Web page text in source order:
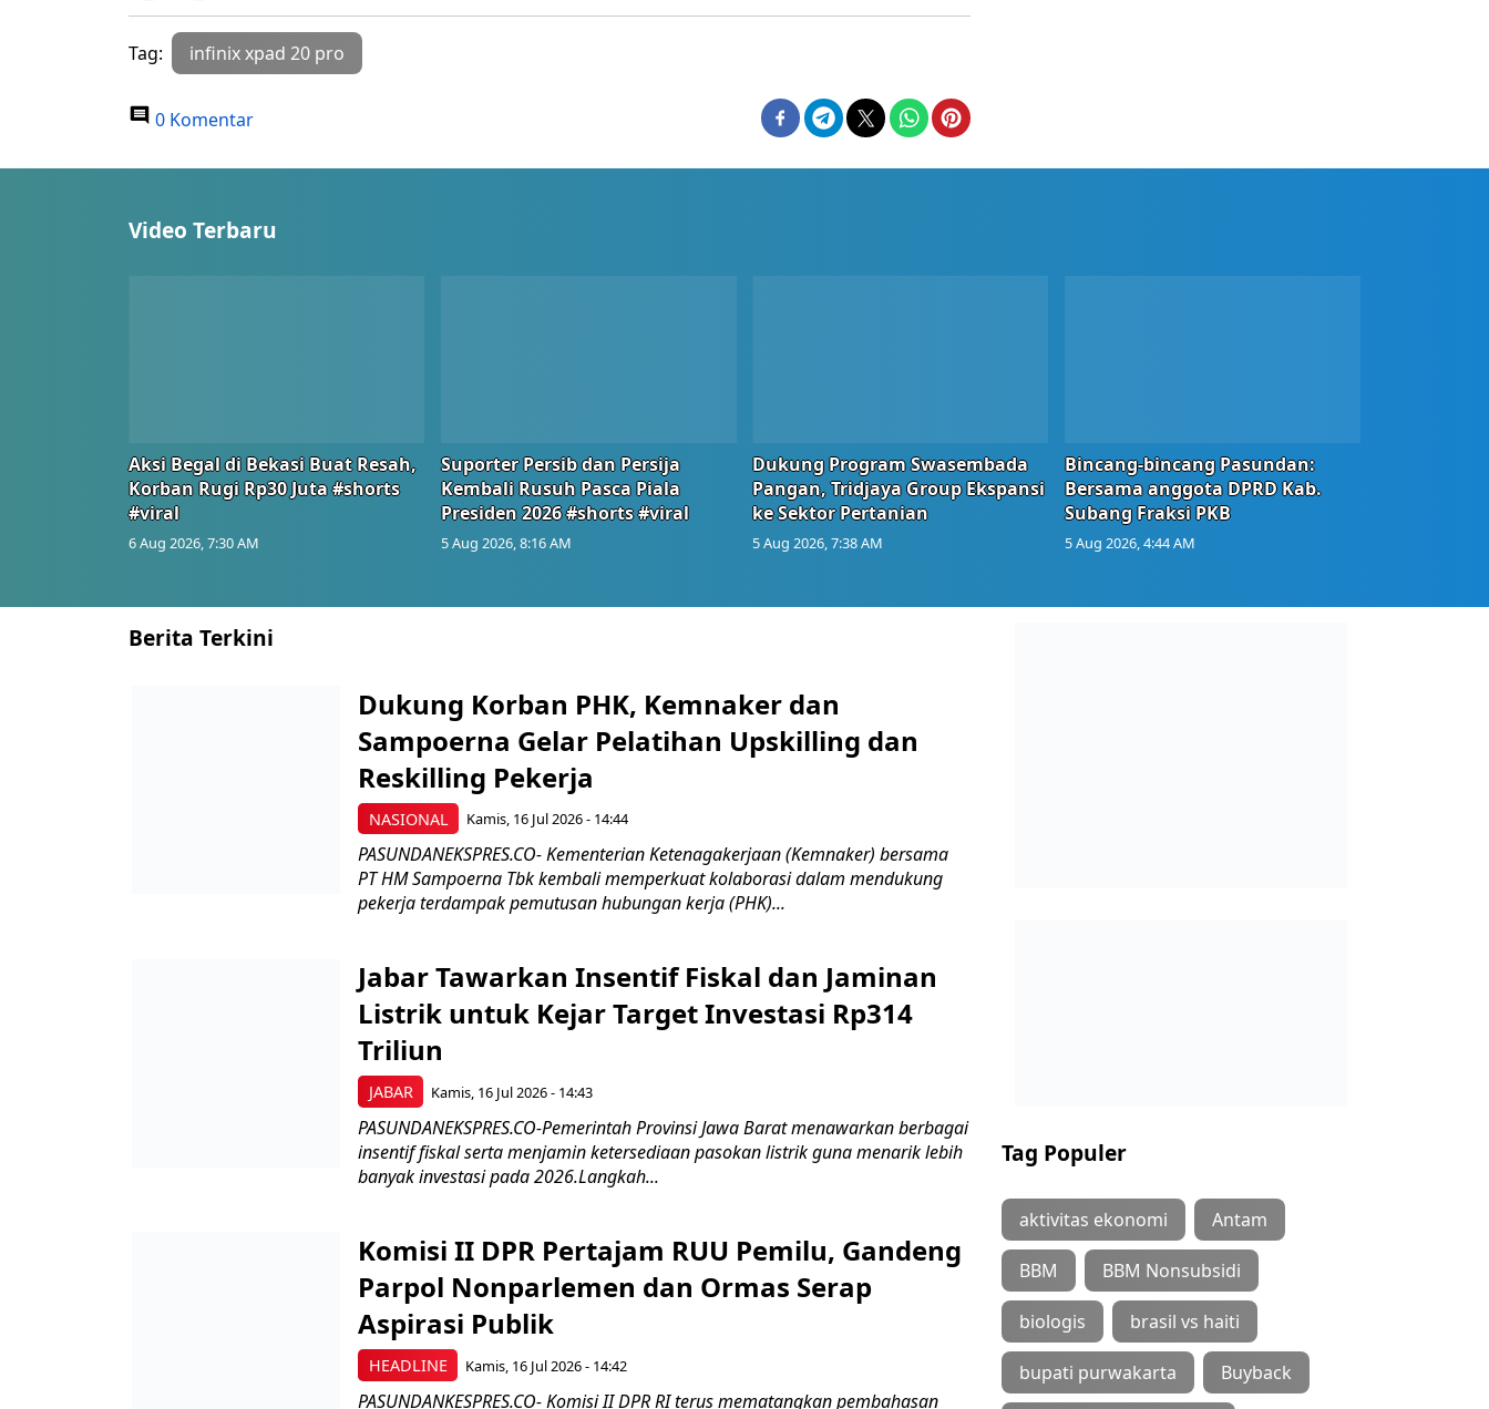
Tag: infinix xpad 20 pro
0 Komentar
Video Terbaru
Aksi Begal di Bekasi Buat Resah,
Korban Rugi Rp30 Juta #shorts
#viral
6 Aug 2026, 7:30 AM
Suporter Persib dan Persija
Kembali Rusuh Pasca Piala
Presiden 2026 #shorts #viral
5 Aug 2026, 8:16 AM
Dukung Program Swasembada
Pangan, Tridjaya Group Ekspansi
ke Sektor Pertanian
5 Aug 2026, 7:38 AM
Bincang-bincang Pasundan:
Bersama anggota DPRD Kab.
Subang Fraksi PKB
5 Aug 2026, 4:44 AM
Berita Terkini
NASIONAL
Dukung Korban PHK, Kemnaker dan
Sampoerna Gelar Pelatihan Upskilling dan
Reskilling Pekerja
Kamis, 16 Jul 2026 - 14:44
PASUNDANEKSPRES.CO- Kementerian Ketenagakerjaan (Kemnaker) bersama
PT HM Sampoerna Tbk kembali memperkuat kolaborasi dalam mendukung
pekerja terdampak pemutusan hubungan kerja (PHK)...
JABAR
Jabar Tawarkan Insentif Fiskal dan Jaminan
Listrik untuk Kejar Target Investasi Rp314
Triliun
Kamis, 16 Jul 2026 - 14:43
PASUNDANEKSPRES.CO-Pemerintah Provinsi Jawa Barat menawarkan berbagai
insentif fiskal serta menjamin ketersediaan pasokan listrik guna menarik lebih
banyak investasi pada 2026.Langkah...
HEADLINE
Komisi II DPR Pertajam RUU Pemilu, Gandeng
Parpol Nonparlemen dan Ormas Serap
Aspirasi Publik
Kamis, 16 Jul 2026 - 14:42
PASUNDANKESPRES.CO- Komisi II DPR RI terus mematangkan pembahasan
Tag Populer
aktivitas ekonomi Antam
BBM BBM Nonsubsidi
biologis brasil vs haiti
bupati purwakarta Buyback